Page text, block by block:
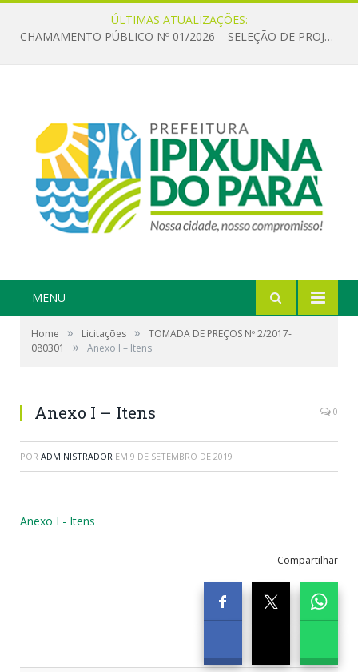
ÚLTIMAS ATUALIZAÇÕES:
CHAMAMENTO PÚBLICO Nº 01/2026 – SELEÇÃO DE PROJETOS PARA FIRMAR TERMO DE EXECUÇÃO CULTURAL COM RECURSOS DA POLÍTICA NACIONAL ALDIR BLANC DE FOMENTO À CULTURA – PNAB (LEI Nº 14.399/2022)
MENU
Home » Licitações »
TOMADA DE PREÇOS Nº 2/2017-
080301
» Anexo I – Itens
Anexo I – Itens 0
POR ADMINISTRADOR EM 9 DE SETEMBRO DE 2019
Anexo I - Itens
Compartilhar